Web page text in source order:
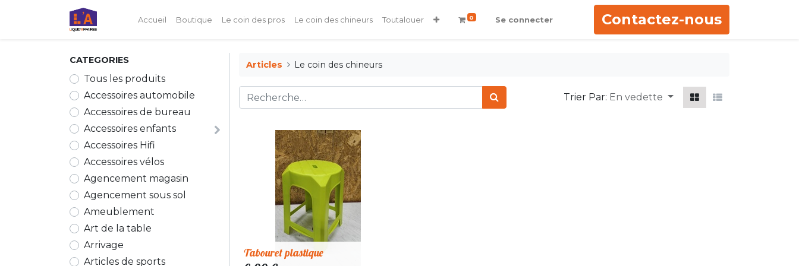
Accueil Boutique Le coin des pros Le coin des chineurs Toutalouer 0 Se connecter Contactez-nous
CATEGORIES
Tous les produits
Accessoires automobile
Accessoires de bureau
Accessoires enfants
Accessoires Hifi
Accessoires vélos
Agencement magasin
Agencement sous sol
Ameublement
Art de la table
Arrivage
Articles de sports
Articles Le coin des chineurs
Trier Par: En vedette
Tabouret plastique